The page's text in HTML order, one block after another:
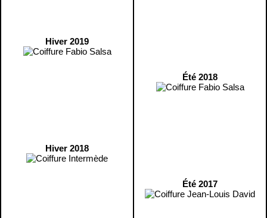
Hiver 2019
Hiver 2018
Été 2018
Été 2017